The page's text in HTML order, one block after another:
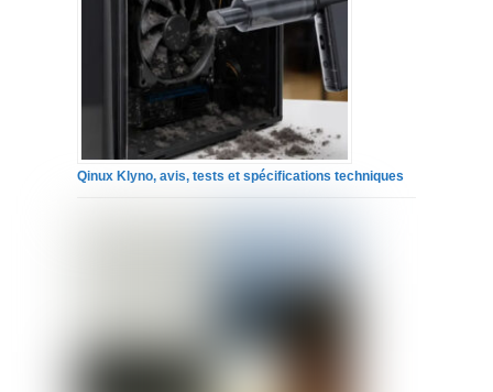
Qinux Klyno, avis, tests et spécifications techniques